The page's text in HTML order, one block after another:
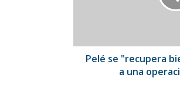
operación
Pelé se "recupera
a una